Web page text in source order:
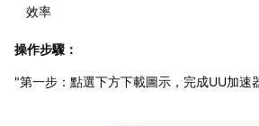
效率
操作步驟：
"第一步：點選下方下載圖示，完成UU加速